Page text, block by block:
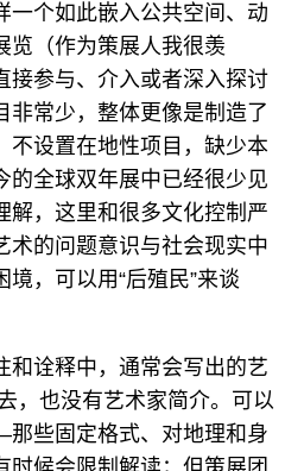
一个如此嵌入公共空间、动
览（作为策展人我很羡
接参与、介入或者深入探讨
非常少，整体更像是制造了
不设置在地性项目，缺少本
的全球双年展中已经很少见
解，这里和很多文化控制严
术的问题意识与社会现实中
，可以用“后殖民”来谈
和诠释中，通常会写出的艺
，也没有艺术家简介。可以
些固定格式、对地理和身